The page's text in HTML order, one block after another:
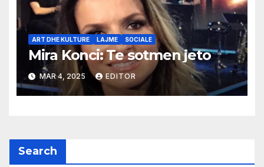
ART DHE KULTURE LAJME SOCIALE
Mira Konci: Te sotmen jeto
MAR 4, 2025 EDITOR
Search